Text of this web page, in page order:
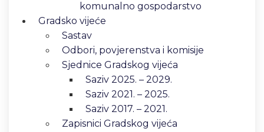
komunalno gospodarstvo
Gradsko vijeće
Sastav
Odbori, povjerenstva i komisije
Sjednice Gradskog vijeća
Saziv 2025. – 2029.
Saziv 2021. – 2025.
Saziv 2017. – 2021.
Zapisnici Gradskog vijeća